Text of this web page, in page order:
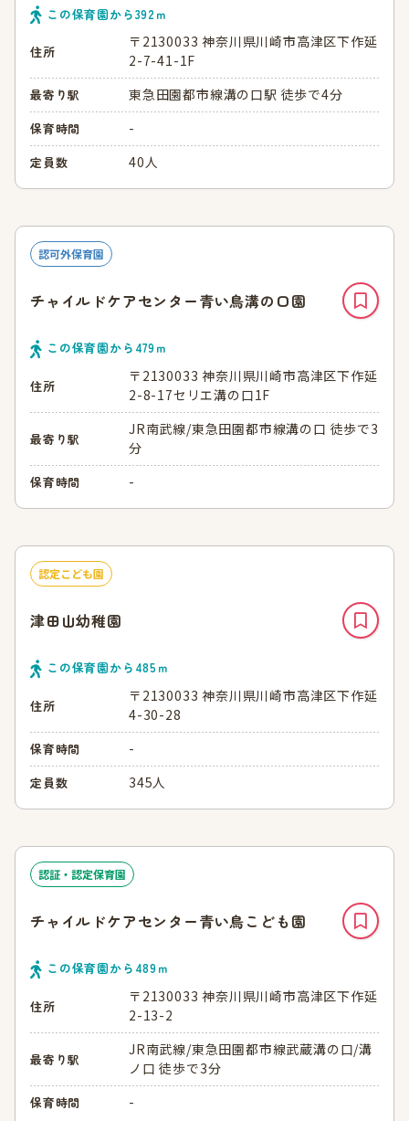
この保育園から392ｍ
住所
〒2130033 神奈川県川崎市高津区下作延
2-7-41-1F
最寄り駅 東急田園都市線溝の口駅 徒歩で4分
保育時間 -
定員数 40人
認可外保育園
チャイルドケアセンター青い鳥溝の口園
この保育園から 479ｍ
住所
〒2130033 神奈川県川崎市高津区下作延
2-8-17セリエ溝の口1F
最寄り駅
JR南武線/東急田園都市線溝の口 徒歩で3
分
保育時間 -
認定こども園
津田山幼稚園
この保育園から 485ｍ
住所
〒2130033 神奈川県川崎市高津区下作延
4-30-28
保育時間 -
定員数 345人
認証・認定保育園
チャイルドケアセンター青い鳥こども園
この保育園から 489ｍ
住所
〒2130033 神奈川県川崎市高津区下作延
2-13-2
最寄り駅
JR南武線/東急田園都市線武蔵溝の口/溝
ノ口 徒歩で3分
保育時間 -